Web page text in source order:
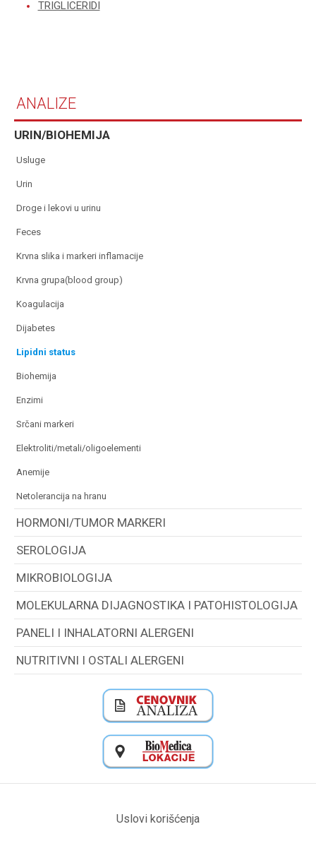
TRIGLICERIDI
ANALIZE
URIN/BIOHEMIJA
usluge
urin
droge i lekovi u urinu
feces
krvna slika i markeri inflamacije
krvna grupa(blood group)
koagulacija
dijabetes
lipidni status
biohemija
enzimi
srčani markeri
elektroliti/metali/oligoelementi
anemije
netolerancija na hranu
HORMONI/TUMOR MARKERI
SEROLOGIJA
MIKROBIOLOGIJA
MOLEKULARNA DIJAGNOSTIKA I PATOHISTOLOGIJA
PANELI I INHALATORNI ALERGENI
NUTRITIVNI I OSTALI ALERGENI
Uslovi korišćenja